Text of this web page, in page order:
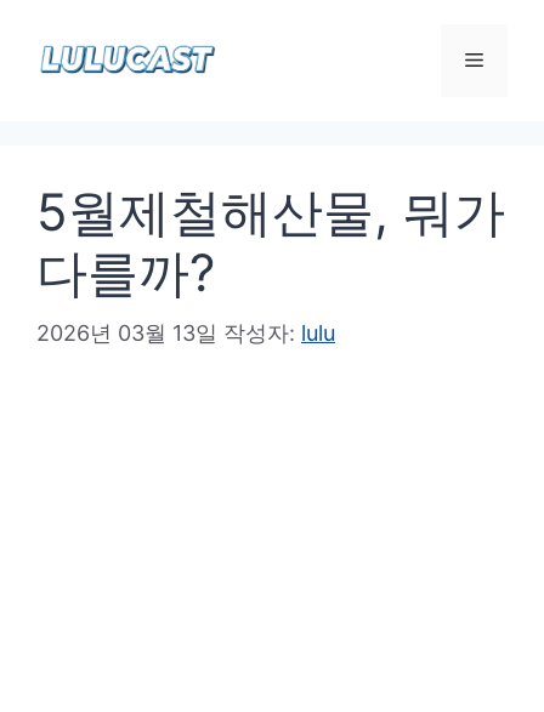
메
5월제철해산물, 뭐가
다를까?
2026년 03월 13일 작성자: lulu